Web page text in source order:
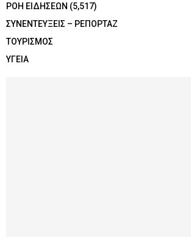
ΡΟΗ ΕΙΔΗΣΕΩΝ (5,517)
ΣΥΝΕΝΤΕΥΞΕΙΣ – ΡΕΠΟΡΤΑΖ
ΤΟΥΡΙΣΜΟΣ
ΥΓΕΙΑ